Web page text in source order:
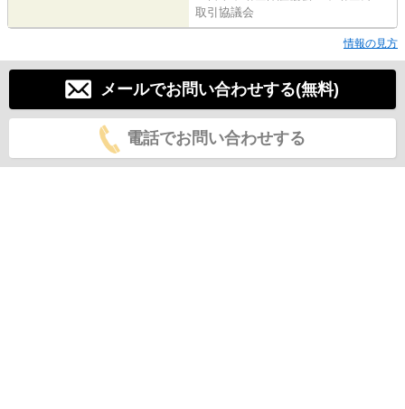
取引協議会
情報の見方
メールでお問い合わせする(無料)
電話でお問い合わせする